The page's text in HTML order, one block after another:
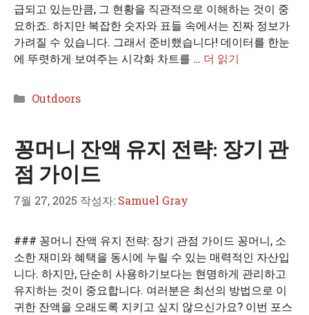
급되고 있는만큼, 그 현황을 직관적으로 이해하는 것이 중
요하죠. 하지만 복잡한 숫자와 표들 속에서는 진짜 정보가
가려질 수 있습니다. 그래서 준비했습니다! 데이터를 한눈
에 뚜렷하게 보여주는 시각화 차트를 … 더 읽기
카
리
Outdoors
꽁머니 잔액 유지 전략: 장기 관
점 가이드
7월 27, 2025 작성자: Samuel Gray
### 꽁머니 잔액 유지 전략: 장기 관점 가이드 꽁머니, 소
소한 재미와 혜택을 동시에 누릴 수 있는 매력적인 자산입
니다. 하지만, 단순히 사용하기보다는 현명하게 관리하고
유지하는 것이 중요합니다. 여러분은 최선의 방법으로 이
귀한 잔액을 오래도록 지키고 싶지 않으신가요? 이번 포스